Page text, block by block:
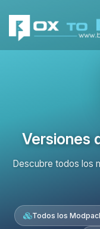
Versiones
Descubre todos los
Todos los